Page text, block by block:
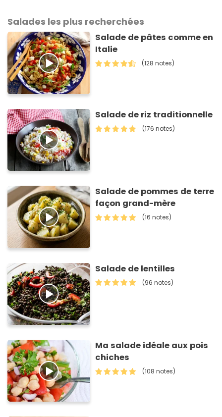
Salades les plus recherchées
Salade de pâtes comme en
Italie
(128 notes)
Salade de riz traditionnelle
(176 notes)
Salade de pommes de terre
façon grand-mère
(16 notes)
Salade de lentilles
(96 notes)
Ma salade idéale aux pois
chiches
(108 notes)